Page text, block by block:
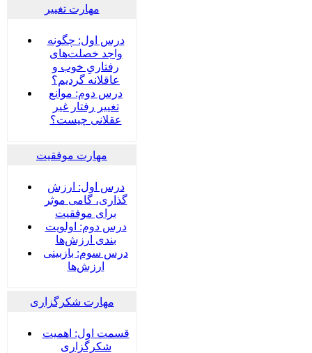
مهارت تغییر
درس اول: چگونه
واجد خصلت‌های
رفتاریِ خوب و
عاقلانه گردیم؟
درس دوم: موانع
تغییر رفتار غیر
عقلانی چیست؟
مهارت موفقیت
درس اول: ارزش
گذاری، گامی موثر
برای موفقیت
درس دوم: اولویت
بندی ارزش‌ها
درس سوم: بازبینی
ارزش‌ها
مهارت شکرگزاری
قسمت اول: اهمیت
شکرگزاری